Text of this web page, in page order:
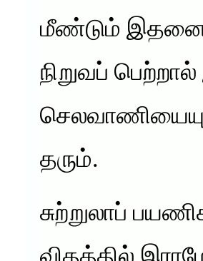
மீண்டும் இதனை
நிறுவப்
தரும்.
சுற்றுலாப்